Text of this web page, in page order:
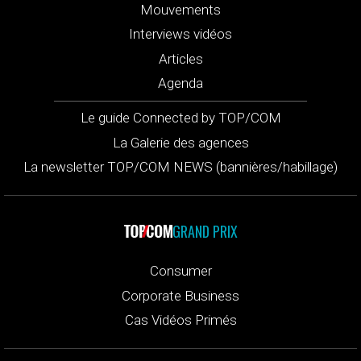
Mouvements
Interviews vidéos
Articles
Agenda
Le guide Connected by TOP/COM
La Galerie des agences
La newsletter TOP/COM NEWS (bannières/habillage)
GRAND PRIX
Consumer
Corporate Business
Cas Vidéos Primés